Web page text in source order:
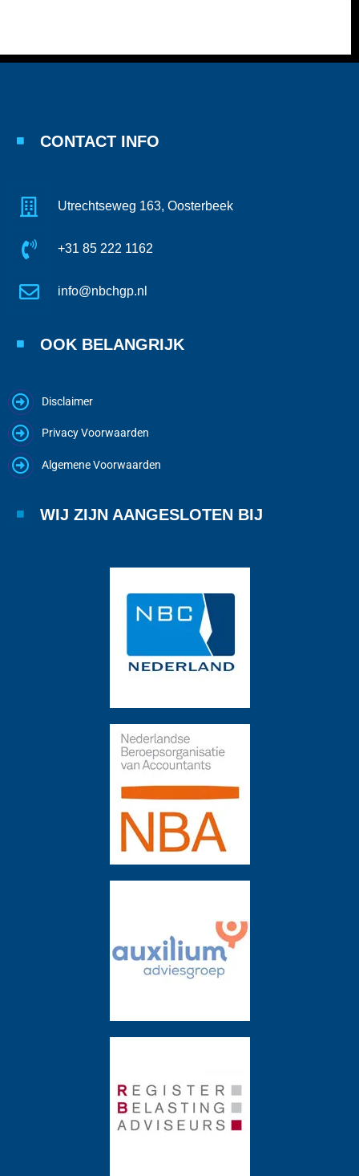
CONTACT INFO
Utrechtseweg 163, Oosterbeek
+31 85 222 1162
info@nbchgp.nl
OOK BELANGRIJK
Disclaimer
Privacy Voorwaarden
Algemene Voorwaarden
WIJ ZIJN AANGESLOTEN BIJ